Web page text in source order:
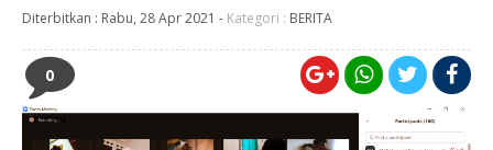
Diterbitkan : Rabu, 28 Apr 2021 - Kategori : BERITA
0